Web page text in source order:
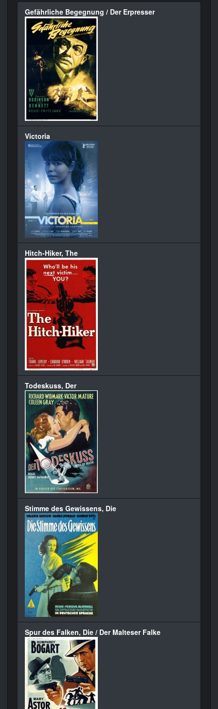
Gefährliche Begegnung / Der Erpresser
Victoria
Hitch-Hiker, The
Todeskuss, Der
Stimme des Gewissens, Die
Spur des Falken, Die / Der Malteser Falke